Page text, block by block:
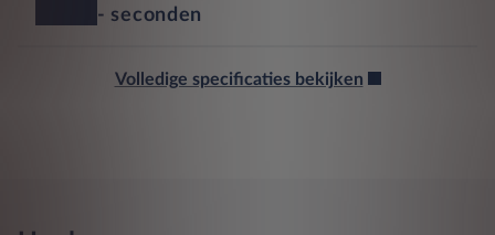
- seconden
Volledige specificaties bekijken